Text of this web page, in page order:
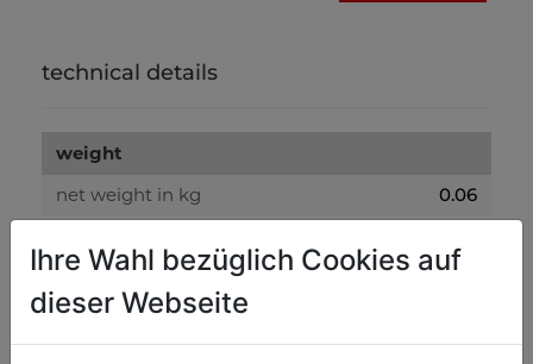
technical details
weight
net weight in kg
0.06
packaging
packaging height in mm
3
Ihre Wahl bezüglich Cookies auf
dieser Webseite